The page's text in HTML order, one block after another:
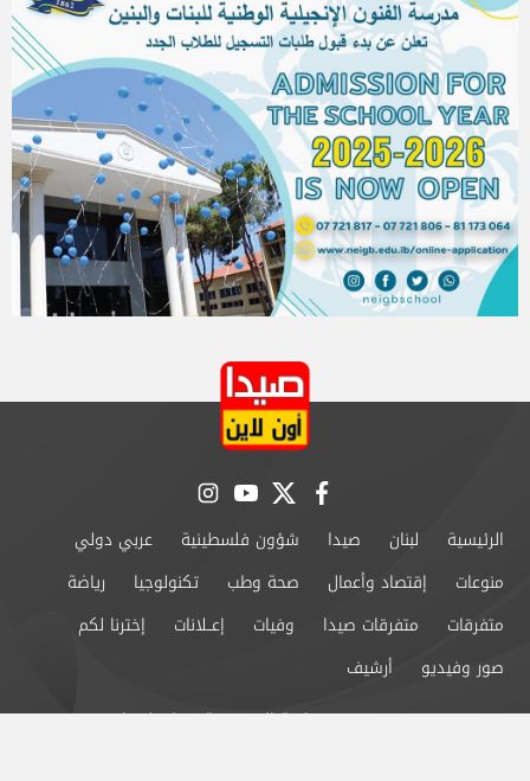
facebook
twitter
youtube
instagram
الرئيسية لبنان صيدا شؤون فلسطينية
عربي دولي
منوعات
إقتصاد وأعمال صحة وطب تكنولوجيا
رياضة
متفرقات
متفرقات صيدا وفيات إعــلانات
إخترنا لكم
صور وفيديو
أرشيف
من نحن
سياسة الخصوصية اتصل بنا